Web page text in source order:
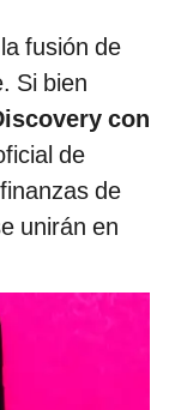
fusión de
Si bien
con
de
de
unirán en